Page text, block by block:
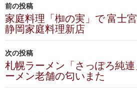
稿
ナ
ビ
ゲ
ー
前の投稿
家庭料理「椥の実」で 富士
静岡家庭料理新店
次の投稿
札幌ラーメン「さっぽろ純
ーメン老舗の匂いまた